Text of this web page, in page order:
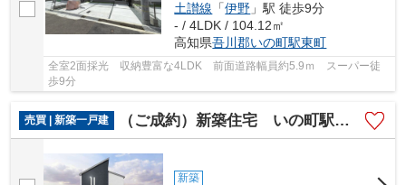
土讃線 「伊野 」駅 徒歩9分
- / 4LDK / 104.12㎡
高知県吾川郡いの町駅東町
全室2面採光 収納豊富な4LDK 前面道路幅員約5.9ｍ スーパー徒
歩9分
売買 | 新築一戸建 （ご成約）新築住宅 いの町駅東町２期③
新築